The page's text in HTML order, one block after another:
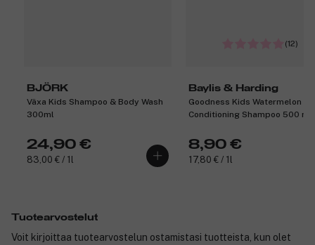
BJÖRK
Växa Kids Shampoo & Body Wash
300ml
24,90 €
83,00 € / 1l
(12)
Baylis & Harding
Goodness Kids Watermelon
Conditioning Shampoo 500 ml
8,90 €
17,80 € / 1l
Tuotearvostelut
Voit kirjoittaa tuotearvostelun ostamistasi tuotteista, kun olet